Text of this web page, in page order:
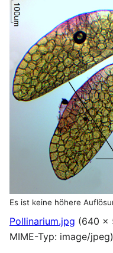
Es ist keine höhere
Pollinarium.jpg (640 ×
MIME-Typ: image/jpeg)